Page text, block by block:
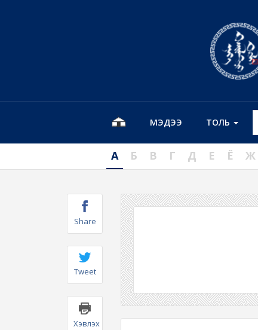
МЭДЭЭ ТОЛЬ
А Б В Г Д Е Ё Ж
Share
Tweet
Хэвлэх